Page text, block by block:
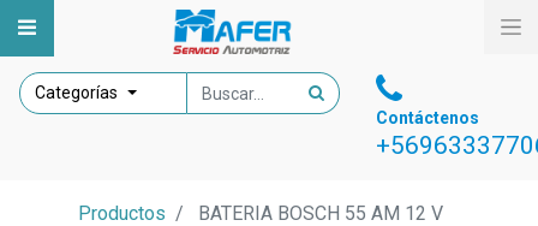
Categorías
Contáctenos
Productos BATERIA BOSCH 55 AM 12 V